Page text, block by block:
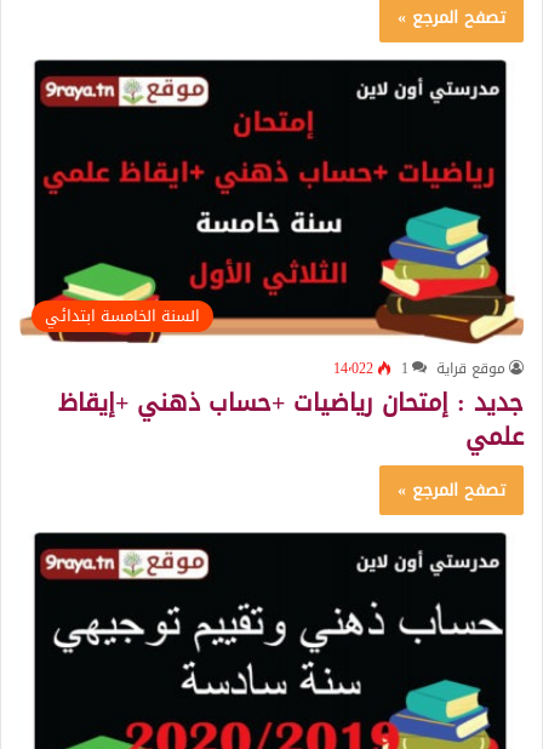
تصفح المرجع »
السنة الخامسة ابتدائي
موقع قراية 1 14٬022
جديد : إمتحان رياضيات +حساب ذهني +إيقاظ
علمي
تصفح المرجع »